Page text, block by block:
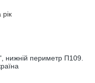
нижній периметр П109.